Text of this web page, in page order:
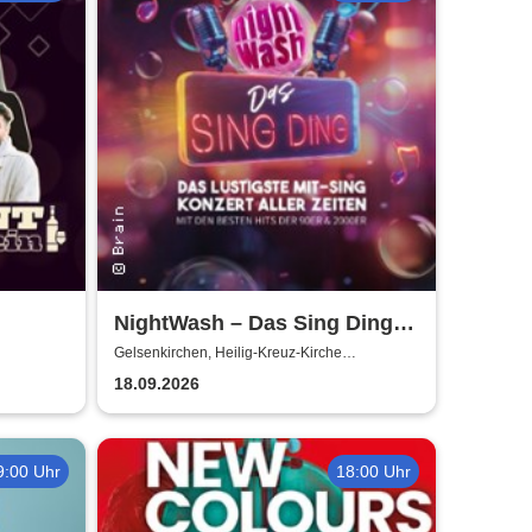
NightWash – Das Sing Ding |
Das lustigste Mit-Sing-
Konzert aller Zeiten!
Gelsenkirchen, Heilig-Kreuz-Kirche
Gelsenkirchen
18.09.2026
Uhr 18:00 Uhr